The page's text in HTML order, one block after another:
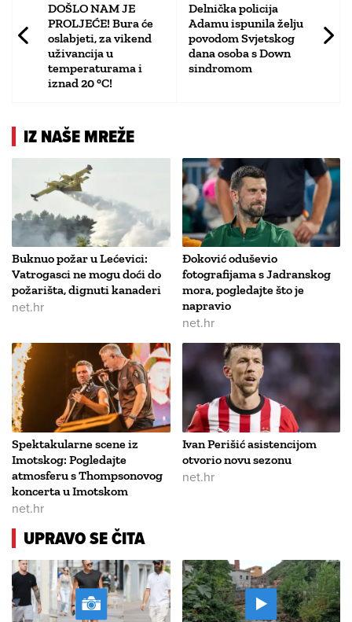
DOŠLO NAM JE
PROLJEĆE! Bura će
oslabjeti, za vikend
uživancija u
temperaturama i
iznad 20 °C!
Delnička policija
Adamu ispunila želju
povodom Svjetskog
dana osoba s Down
sindromom
IZ NAŠE MREŽE
Buknuo požar u Lećevici:
Vatrogasci ne mogu doći do
požarišta, dignuti kanaderi
net.hr
Đoković oduševio
fotografijama s Jadranskog
mora, pogledajte što je
napravio
net.hr
Spektakularne scene iz
Imotskog: Pogledajte
atmosferu s Thompsonovog
koncerta u Imotskom
net.hr
Ivan Perišić asistencijom
otvorio novu sezonu
net.hr
UPRAVO SE ČITA